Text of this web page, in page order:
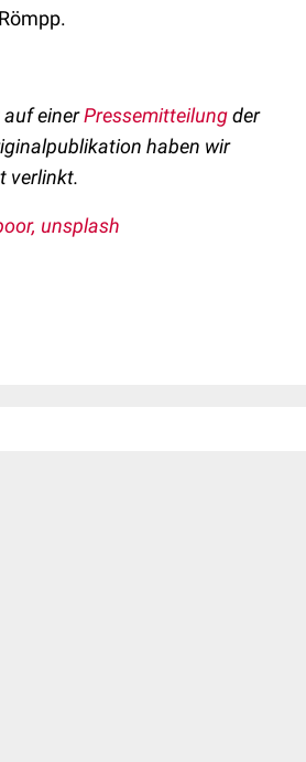
auf einerPressemitteilungder
haben wir
verlinkt.
unsplash